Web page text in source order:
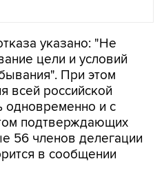
указано: "Не
цели и условий
При этом
всей российской
одновременно и с
подтверждающих
56 членов делегации
в сообщении